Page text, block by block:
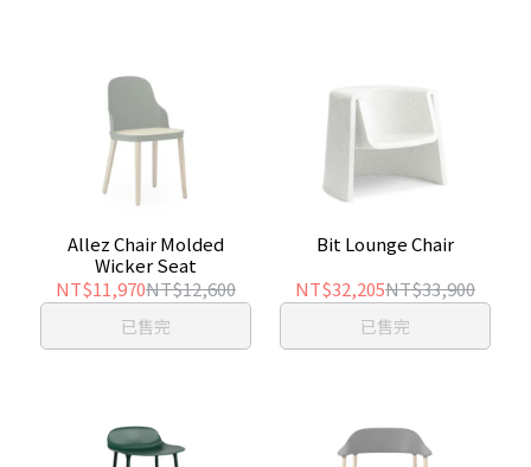
Allez Chair Molded
Wicker Seat
NT$11,970NT$12,600
已售完
Bit Lounge Chair
NT$32,205NT$33,900
已售完